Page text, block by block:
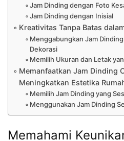
Jam Dinding dengan Foto
Jam Dinding dengan Inisial
Kreativitas Tanpa Batas
Menggabungkan Jam
Dekorasi
Memilih Ukuran dan Letak
Memanfaatkan Jam Dinding
Meningkatkan Estetika
Memilih Jam Dinding yang
Menggunakan Jam Dinding
Memahami